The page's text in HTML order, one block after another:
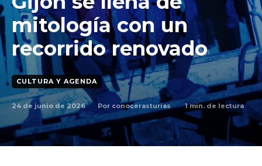
mitología con un
recorrido renovado
CULTURA Y AGENDA
24 de junio de 2026 Por conocerasturias 1min. de lectura